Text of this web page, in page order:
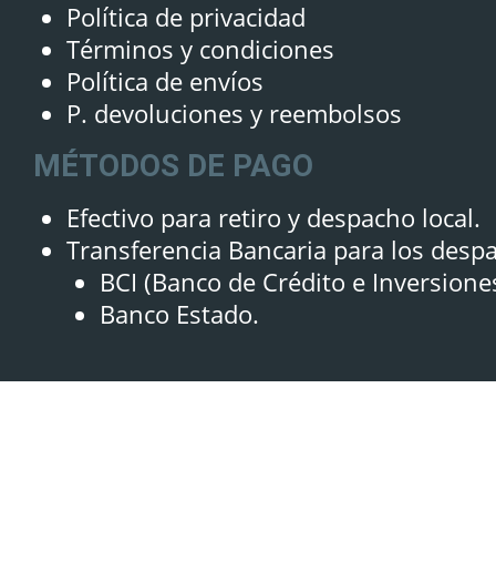
Política de privacidad
Términos y condiciones
Política de envíos
P. devoluciones y reembolsos
MÉTODOS DE PAGO
Efectivo para retiro y despacho local.
Transferencia Bancaria para los
BCI (Banco de Crédito e
Banco Estado.